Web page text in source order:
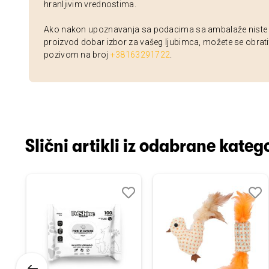
hranljivim vrednostima.
Ako nakon upoznavanja sa podacima sa ambalaže niste
proizvod dobar izbor za vašeg ljubimca, možete se
pozivom na broj +38163291722
Slični artikli iz odabrane
Dodaj
u
listu
želja